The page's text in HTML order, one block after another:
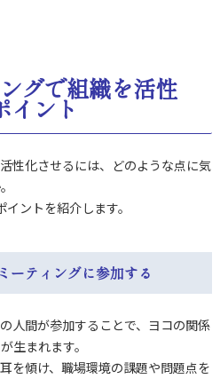
グで組織を活性
イント
性化させるには、どのような点に気
ントを紹介します。
ーティングに参加する
人間が参加することで、ヨコの関係
生まれます。
を傾け、職場環境の課題や問題点を